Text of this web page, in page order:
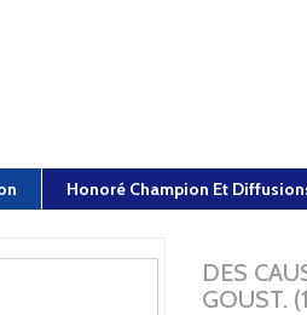
Honoré Champion Et
DES
GOUST.